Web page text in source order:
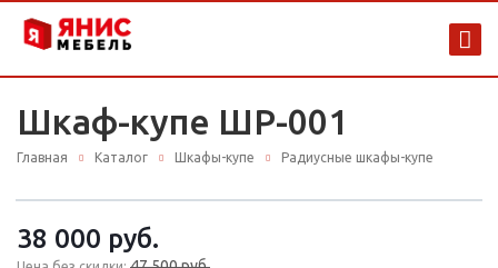
Шкаф-купе ШР-001
Главная Каталог Шкафы-купе Радиусные шкафы-купе
38 000 руб.